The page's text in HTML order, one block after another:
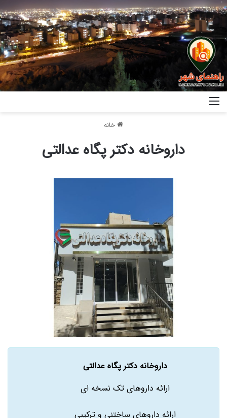
خانه
داروخانه دکتر پگاه عدالتی
داروخانه دکتر پگاه عدالتی
ارائه داروهای تک نسخه ای
ارائه داروهای ساختنی و ترکیبی